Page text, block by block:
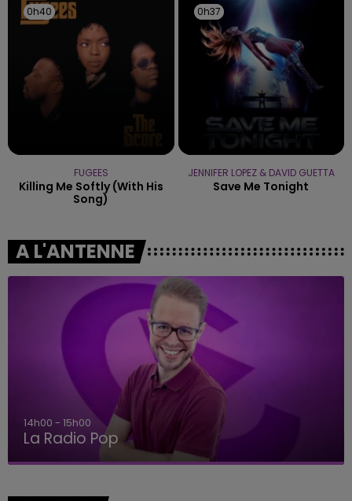
0h40
0h40
FUGEES
Killing Me Softly (with His
Song)
0h37
0h37
JENNIFER LOPEZ & DAVID GUETTA
Save Me Tonight
A L'ANTENNE
- 15h00
Radio Pop